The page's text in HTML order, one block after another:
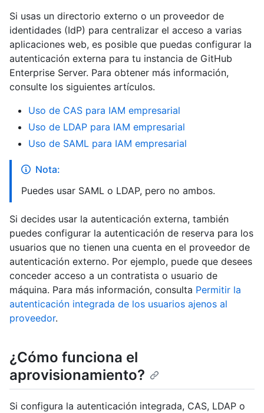
Si usas un directorio externo o un proveedor de
identidades (IdP) para centralizar el acceso a varias
aplicaciones web, es posible que puedas configurar la
autenticación externa para tu instancia de GitHub
Enterprise Server. Para obtener más información,
consulte los siguientes artículos.
Uso de CAS para IAM empresarial
Uso de LDAP para IAM empresarial
Uso de SAML para IAM empresarial
Nota:
Puedes usar SAML o LDAP, pero no ambos.
Si decides usar la autenticación externa, también
puedes configurar la autenticación de reserva para los
usuarios que no tienen una cuenta en el proveedor de
autenticación externo. Por ejemplo, puede que desees
conceder acceso a un contratista o usuario de
máquina. Para más información, consulta Permitir la
autenticación integrada de los usuarios ajenos al
proveedor.
¿Cómo funciona el
aprovisionamiento?
Si configura la autenticación integrada, CAS, LDAP o